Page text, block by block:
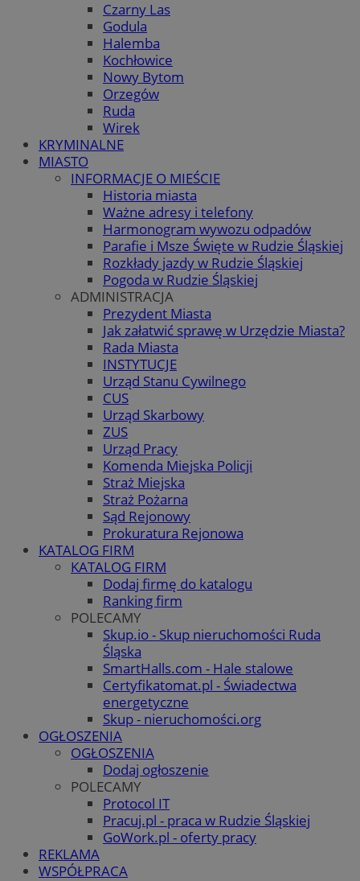
Czarny Las
Godula
Halemba
Kochłowice
Nowy Bytom
Orzegów
Ruda
Wirek
KRYMINALNE
MIASTO
INFORMACJE O MIEŚCIE
Historia miasta
Ważne adresy i telefony
Harmonogram wywozu odpadów
Parafie i Msze Święte w Rudzie Śląskiej
Rozkłady jazdy w Rudzie Śląskiej
Pogoda w Rudzie Śląskiej
ADMINISTRACJA
Prezydent Miasta
Jak załatwić sprawę w Urzędzie Miasta?
Rada Miasta
INSTYTUCJE
Urząd Stanu Cywilnego
CUS
Urząd Skarbowy
ZUS
Urząd Pracy
Komenda Miejska Policji
Straż Miejska
Straż Pożarna
Sąd Rejonowy
Prokuratura Rejonowa
KATALOG FIRM
KATALOG FIRM
Dodaj firmę do katalogu
Ranking firm
POLECAMY
Skup.io - Skup nieruchomości Ruda
Śląska
SmartHalls.com - Hale stalowe
Certyfikatomat.pl - Świadectwa
energetyczne
Skup - nieruchomości.org
OGŁOSZENIA
OGŁOSZENIA
Dodaj ogłoszenie
POLECAMY
Protocol IT
Pracuj.pl - praca w Rudzie Śląskiej
GoWork.pl - oferty pracy
REKLAMA
WSPÓŁPRACA